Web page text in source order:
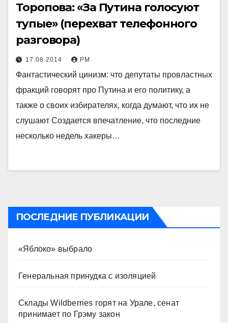
Торопова: «За Путина голосуют
тупые» (перехват телефонного
разговора)
17.08.2014 РМ
Фантастический цинизм: что депутаты провластных
фракций говорят про Путина и его политику, а
также о своих избирателях, когда думают, что их не
слушают Создается впечатление, что последние
несколько недель хакеры…
ПОСЛЕДНИЕ ПУБЛИКАЦИИ
«Яблоко» выбрало
Генеральная принудка с изоляцией
Склады Wildberries горят на Урале, сенат
принимает по Грэму закон